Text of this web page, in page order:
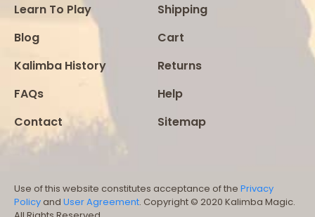
Learn To Play
Blog
Kalimba History
FAQs
Contact
Shipping
Cart
Returns
Help
Sitemap
Use of this website constitutes acceptance of the Privacy
Policy and User Agreement. Copyright © 2020 Kalimba Magic.